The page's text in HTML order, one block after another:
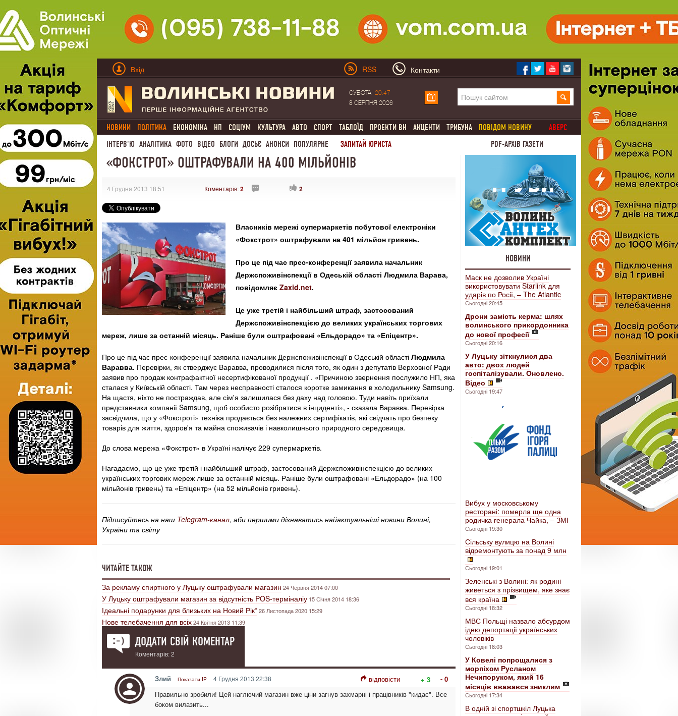
Вхід RSS Контакти
СУБОТА
20:47
8 СЕРПНЯ 2026
НОВИНИ ПОЛІТИКА ЕКОНОМІКА НП СОЦІУМ КУЛЬТУРА АВТО СПОРТ ТАБЛОЇД ПРОЕКТИ ВН АКЦЕНТИ ТРИБУНА ПОВІДОМ НОВИНУ
АВЕРС
ІНТЕРВ'Ю АНАЛІТИКА ФОТО ВІДЕО БЛОГИ ДОСЬЄ АНОНСИ ПОПУЛЯРНЕ ЗАПИТАЙ ЮРИСТА PDF-АРХІВ ГАЗЕТИ
«ФОКСТРОТ» ОШТРАФУВАЛИ НА 400 МІЛЬЙОНІВ
4 Грудня 2013 18:51 Коментарів:2 2
Власників мережі супермаркетів побутової електроніки
«Фокстрот» оштрафували на 401 мільйон гривень.
Про це під час прес-конференції заявила начальник
Держспоживінспекції в Одеській області Людмила Варава,
повідомляє Zaxid.net.
Це уже третій і найбільший штраф, застосований
Держспоживінспекцією до великих українських торгових
мереж, лише за останній місяць. Раніше були оштрафовані «Ельдорадо» та «Епіцентр».
Про це під час прес-конференції заявила начальник Держспоживінспекції в Одеській області Людмила
Варавва. Перевірки, як стверджує Варавва, проводилися після того, як один з депутатів Верховної Ради
заявив про продаж контрафактної несертифікованої продукції . «Причиною звернення послужило НП, яка
сталася у Київській області. Там через несправності сталося коротке замикання в холодильнику Samsung.
На щастя, ніхто не постраждав, але сім'я залишилася без даху над головою. Туди навіть приїхали
представники компанії Samsung, щоб особисто розібратися в інциденті», - сказала Варавва. Перевірка
засвідчила, що у «Фокстроті» техніка продається без належних сертифікатів, які свідчать про безпеку
товарів для життя, здоров'я та майна споживачів і навколишнього природного середовища.
До слова мережа «Фокстрот» в Україні налічує 229 супермаркетів.
Нагадаємо, що це уже третій і найбільший штраф, застосований Держспоживінспекцією до великих
українських торгових мереж лише за останній місяць. Раніше були оштрафовані «Ельдорадо» (на 100
мільйонів гривень) та «Епіцентр» (на 52 мільйонів гривень).
Підписуйтесь на наш Telegram-канал, аби першими дізнаватись найактуальніші новини Волині,
України та світу
ЧИТАЙТЕ ТАКОЖ
За рекламу спиртного у Луцьку оштрафували магазин 24 Червня 2014 07:00
У Луцьку оштрафували магазин за відсутність POS-терміналіу 15 Січня 2014 18:36
Ідеальні подарунки для близьких на Новий Рік*26 Листопада 2020 15:29
Нове телебачення для всіх24 Квітня 2013 11:39
ДОДАТИ СВІЙ КОМЕНТАР
Коментарів: 2
Злий Показати IP 4 Грудня 2013 22:38 відповісти + 3
- 0
Правильно зробили! Цей наглючий магазин вже ціни загнув захмарні і працівників "кидає". Все
боком вилазить...
НОВИНИ
Маск не дозволив Україні
використовувати Starlink для
ударів по Росії, – The Atlantic
Сьогодні 20:45
Дрони замість керма: шлях
волинського прикордонника
до нової професії
Сьогодні 20:16
У Луцьку зіткнулися два
авто: двох людей
госпіталізували. Оновлено.
Відео
Сьогодні 19:47
Вибух у московському
ресторані: померла ще одна
родичка генерала Чайка, – ЗМІ
Сьогодні 19:30
Сільську вулицю на Волині
відремонтують за понад 9 млн
Сьогодні 19:01
Зеленські з Волині: як родині
живеться з прізвищем, яке знає
вся країна
Сьогодні 18:32
МВС Польщі назвало абсурдом
ідею депортації українських
чоловіків
Сьогодні 18:03
У Ковелі попрощалися з
морпіхом Русланом
Нечипоруком, який 16
місяців вважався зниклим
Сьогодні 17:34
В одній зі спортшкіл Луцька